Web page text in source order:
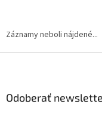
Záznamy neboli nájdené...
Odoberať